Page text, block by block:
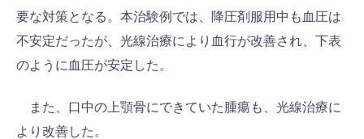
要な対策となる。本治験例では、降圧剤服用中も血圧は
不安定だったが、光線治療により血行が改善され、下表
のように血圧が安定した。
また、口中の上顎骨にできていた腫瘍も、光線治療に
より改善した。